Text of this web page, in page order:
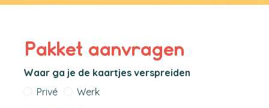
Pakket aanvragen
Waar ga je de kaartjes verspreiden
Privé
Werk